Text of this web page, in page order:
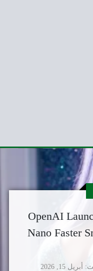
OpenAI
Nano Faster
أبريل 15, 2026